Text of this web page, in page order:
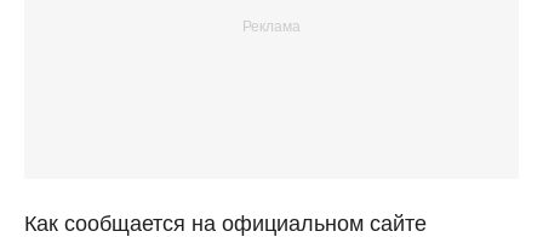
Как сообщается на официальном сайте